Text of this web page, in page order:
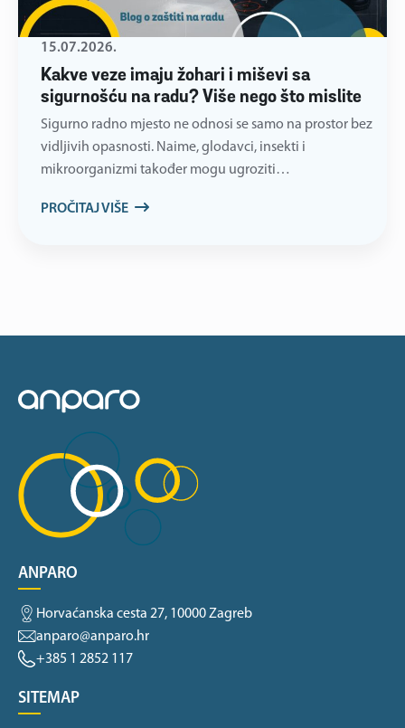
Kakve veze imaju žohari i miševi sa
sigurnošću na radu? Više nego što mislite
15.07.2026.
Sigurno radno mjesto ne odnosi se samo na prostor bez
vidljivih opasnosti. Naime, glodavci, insekti i
mikroorganizmi također mogu ugroziti…
PROČITAJ VIŠE
ANPARO
Horvaćanska cesta 27, 10000 Zagreb
anparo@anparo.hr
+385 1 2852 117
SITEMAP